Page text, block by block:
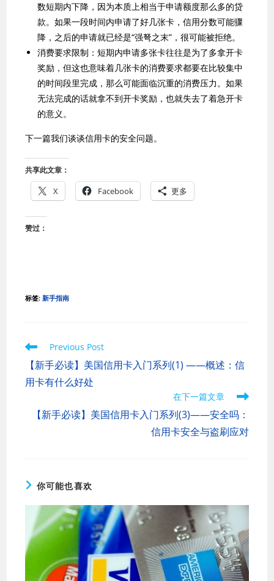
数短期内下降，因为本质上相当于申请额度那么多的贷
款。如果一段时间内申请了好几张卡，信用分数可能骤
降，之后的申请就已经是“强弩之末”，很可能被拒绝。
消费要求限制：短期内申请多张卡往往是为了多拿开卡
奖励，但这也意味着几张卡的消费要求都要在比较集中
的时间段里完成，那么可能面临沉重的消费压力。如果
无法完成的话就拿不到开卡奖励，也就失去了着急开卡
的意义。
下一篇我们谈谈信用卡的安全问题。
共享此文章：
X Facebook 更多
赞过：
标签:新手指南
Read
more
articles
Previous Post
【新手必读】美国信用卡入门系列(1) ——概述：信
用卡有什么好处
在下一篇文章
【新手必读】美国信用卡入门系列(3)——安全吗：
信用卡安全与盗刷应对
你可能也喜欢